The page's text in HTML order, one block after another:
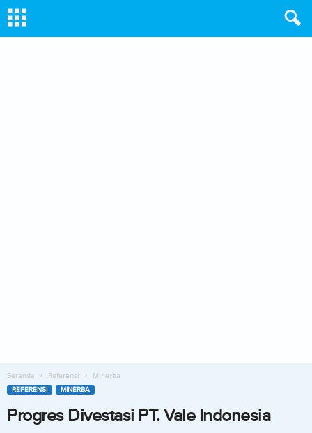
Beranda Referensi Minerba
REFERENSI MINERBA
Progres Divestasi PT. Vale Indonesia